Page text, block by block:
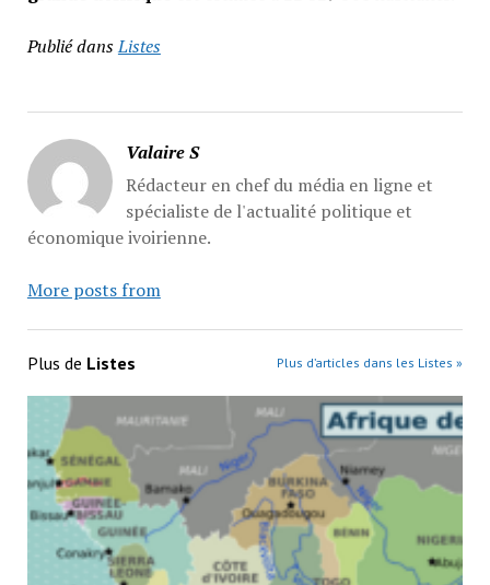
Publié dansListes
Valaire S
Rédacteur en chef du média en ligne et
spécialiste de l'actualité politique et
économique ivoirienne.
More posts from
Plus de Listes Plus d’articles dans les Listes »